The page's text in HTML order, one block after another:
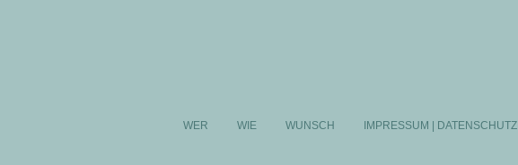
WER WIE WUNSCH IMPRESSUM | DATENSCHUTZ